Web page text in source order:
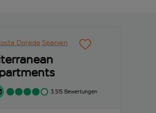
Dorada Spanien
3.515 Bewertungen